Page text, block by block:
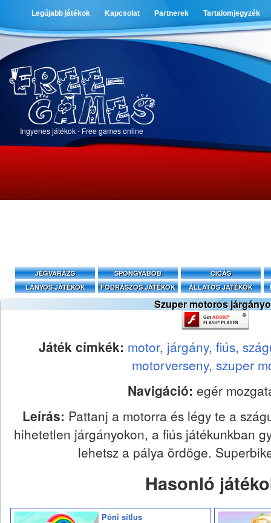
Legújabb játékok Kapcsolat Partnerek Tartalomjegyzék
Ingyenes játékok - Free games online
JÉGVARÁZS SPONGYABOB
CICÁS
LÁNYOS JÁTÉKOK
FODRÁSZOS JÁTÉKOK ÁLLATOS JÁTÉKOK
Szuper motoros
Játék címkék: motor, járgány, fiús,
motorverseny, szuper
Navigáció: egér
Leírás: Pattanj a motorra és légy te a
hihetetlen járgányokon, a fiús játékunkban
lehetsz a pálya ördöge.
Hasonló
Póni sítlus